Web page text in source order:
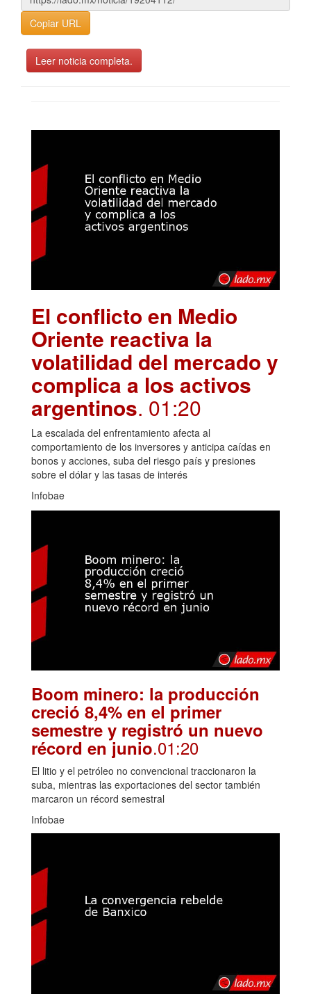
Copiar URL
Leer noticia completa.
El conflicto en Medio
Oriente reactiva la
volatilidad del mercado y
complica a los activos
argentinos. 01:20
La escalada del enfrentamiento afecta al
comportamiento de los inversores y anticipa caídas en
bonos y acciones, suba del riesgo país y presiones
sobre el dólar y las tasas de interés
Infobae
Boom minero: la producción
creció 8,4% en el primer
semestre y registró un nuevo
récord en junio.01:20
El litio y el petróleo no convencional traccionaron la
suba, mientras las exportaciones del sector también
marcaron un récord semestral
Infobae